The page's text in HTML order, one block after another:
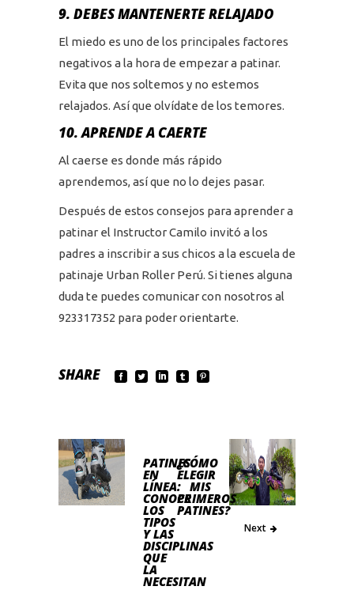
9. DEBES MANTENERTE RELAJADO
El miedo es uno de los principales factores
negativos a la hora de empezar a patinar.
Evita que nos soltemos y no estemos
relajados. Así que olvídate de los temores.
10. APRENDE A CAERTE
Al caerse es donde más rápido
aprendemos, así que no lo dejes pasar.
Después de estos consejos para aprender a
patinar el Instructor Camilo invitó a los
padres a inscribir a sus chicos a la escuela de
patinaje Urban Roller Perú. Si tienes alguna
duda te puedes comunicar con nosotros al
923317352 para poder orientarte.
SHARE
PATINES
EN
LÍNEA:
CONOCE
LOS
TIPOS
Y LAS
DISCIPLINAS
QUE
LA
NECESITAN
¿CÓMO
ELEGIR
MIS
PRIMEROS
PATINES?
Next